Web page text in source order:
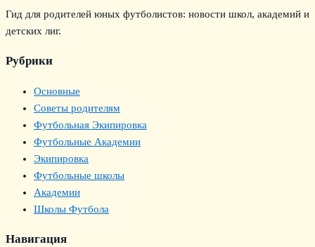
Гид для родителей юных футболистов: новости школ, академий и
детских лиг.
Рубрики
Основные
Советы родителям
Футбольная Экипировка
Футбольные Академии
Экипировка
Футбольные школы
Академии
Школы Футбола
Навигация